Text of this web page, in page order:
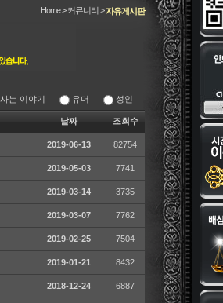
Home > 커뮤니티 >자유게시판
사는 이야기 유머 성인
날짜 조회수
2019-06-13 82754
2019-05-03 7741
2019-03-14 3735
2019-03-07 7762
2019-02-25 7504
2019-01-21 8432
2018-12-24 6887